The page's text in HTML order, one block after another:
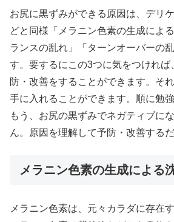
お尻に黒ずみができる原因は、デリ
どと同様「メラニン色素の生成によ
ランスの乱れ」「ターンオーバーの
す。要するにこの3つに気をつければ
防・改善をすることができます。そ
手に入れることができます。順に勉
もう、お尻の黒ずみでネガティブに
ん。原因を理解して予防・改善する
メラニン色素の生成による
メラニン色素は、元々カラダに存在